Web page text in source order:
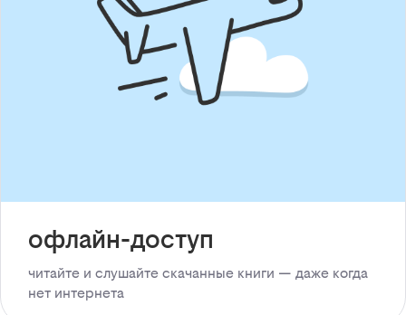
офлайн-доступ
читайте и слушайте скачанные книги — даже когда
нет интернета